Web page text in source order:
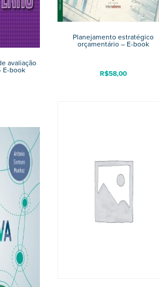
Planejamento estratégico
orçamentário – E-book
R$58,00
avaliação
E-book